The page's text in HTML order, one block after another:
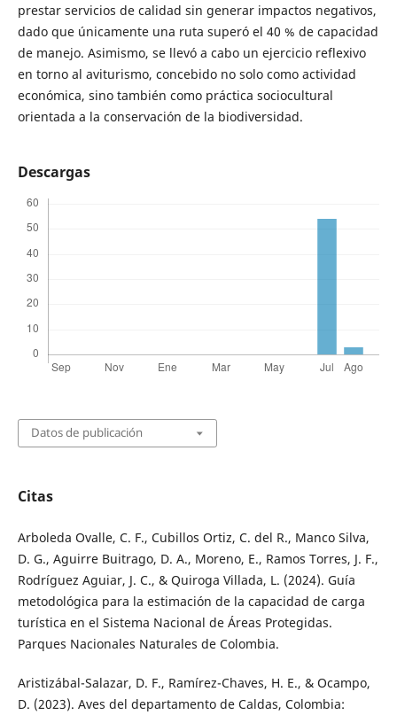
prestar servicios de calidad sin generar impactos negativos,
dado que únicamente una ruta superó el 40 % de capacidad
de manejo. Asimismo, se llevó a cabo un ejercicio reflexivo
en torno al aviturismo, concebido no solo como actividad
económica, sino también como práctica sociocultural
orientada a la conservación de la biodiversidad.
Descargas
Datos de publicación
Citas
Arboleda Ovalle, C. F., Cubillos Ortiz, C. del R., Manco Silva,
D. G., Aguirre Buitrago, D. A., Moreno, E., Ramos Torres, J. F.,
Rodríguez Aguiar, J. C., & Quiroga Villada, L. (2024). Guía
metodológica para la estimación de la capacidad de carga
turística en el Sistema Nacional de Áreas Protegidas.
Parques Nacionales Naturales de Colombia.
Aristizábal-Salazar, D. F., Ramírez-Chaves, H. E., & Ocampo,
D. (2023). Aves del departamento de Caldas, Colombia: